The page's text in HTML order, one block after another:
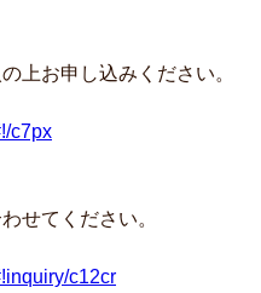
上お申し込みください。
c7px
せてください。
c12cr